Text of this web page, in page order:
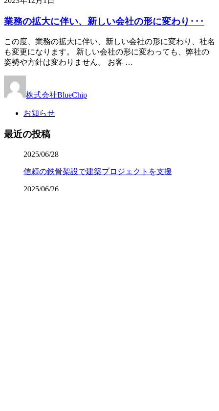
業務の拡大に伴い、新しい会社の形に変わり･･･
この度、業務の拡大に伴い、新しい会社の形に変わり、社名
も変更になります。 新しい会社の形に変わっても、弊社の
姿勢や方針は変わりません。 お客 …
株式会社BlueChip
お知らせ
最近の投稿
2025/06/28
信頼の鉄骨架設で建築プロジェクトを支援
2025/06/26